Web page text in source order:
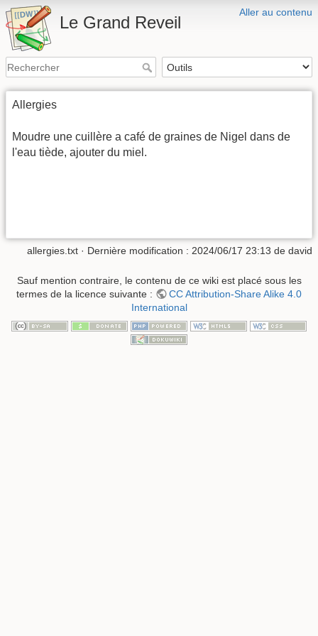
Aller au contenu
Le Grand Reveil
Allergies
Moudre une cuillère a café de graines de Nigel dans de
l'eau tiède, ajouter du miel.
allergies.txt · Dernière modification : 2024/06/17 23:13 de david
Sauf mention contraire, le contenu de ce wiki est placé sous les
termes de la licence suivante :
CC Attribution-Share Alike 4.0
International